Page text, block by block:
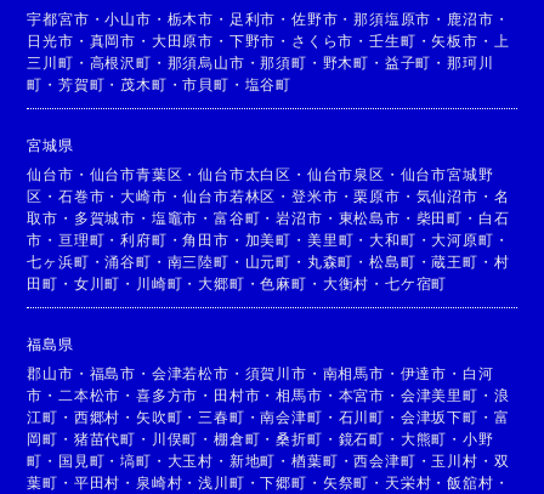
宇都宮市 ・小山市 ・ 栃木市 ・ 足利市 ・佐野市 ・那須塩原市 ・ 鹿沼市 ・
日光市 ・ 真岡市 ・ 大田原市 ・ 下野市 ・ さくら市 ・壬生町 ・矢板市 ・
上
三川町 ・ 高根沢町 ・ 那須烏山市 ・那須町 ・ 野木町 ・ 益子町 ・那珂川
町 ・芳賀町 ・ 茂木町 ・市貝町 ・ 塩谷町
宮城県
仙台市 ・ 仙台市青葉区 ・仙台市太白区 ・ 仙台市泉区 ・ 仙台市宮城野
区 ・石巻市 ・大崎市 ・仙台市若林区 ・登米市 ・栗原市 ・ 気仙沼市 ・ 名
取市 ・ 多賀城市 ・ 塩竈市 ・富谷町 ・岩沼市 ・ 東松島市 ・ 柴田町 ・ 白石
市 ・ 亘理町 ・利府町 ・角田市 ・ 加美町 ・ 美里町 ・大和町 ・大河原町 ・
七ヶ浜町 ・涌谷町 ・ 南三陸町 ・ 山元町 ・ 丸森町 ・松島町 ・蔵王町 ・ 村
田町 ・ 女川町 ・ 川崎町 ・大郷町 ・色麻町 ・ 大衡村 ・ 七ケ宿町
福島県
郡山市 ・ 福島市 ・ 会津若松市 ・ 須賀川市 ・ 南相馬市 ・ 伊達市 ・ 白河
市 ・ 二本松市 ・喜多方市 ・ 田村市 ・相馬市 ・ 本宮市 ・ 会津美里町 ・ 浪
江町 ・ 西郷村 ・矢吹町 ・ 三春町 ・南会津町 ・ 石川町 ・ 会津坂下町 ・ 富
岡町 ・ 猪苗代町 ・ 川俣町 ・棚倉町 ・桑折町 ・ 鏡石町 ・ 大熊町 ・ 小野
町 ・ 国見町 ・塙町 ・ 大玉村 ・ 新地町 ・楢葉町 ・西会津町 ・ 玉川村 ・ 双
葉町 ・ 平田村 ・ 泉崎村 ・浅川町 ・下郷町 ・ 矢祭町 ・ 天栄村 ・飯舘村 ・